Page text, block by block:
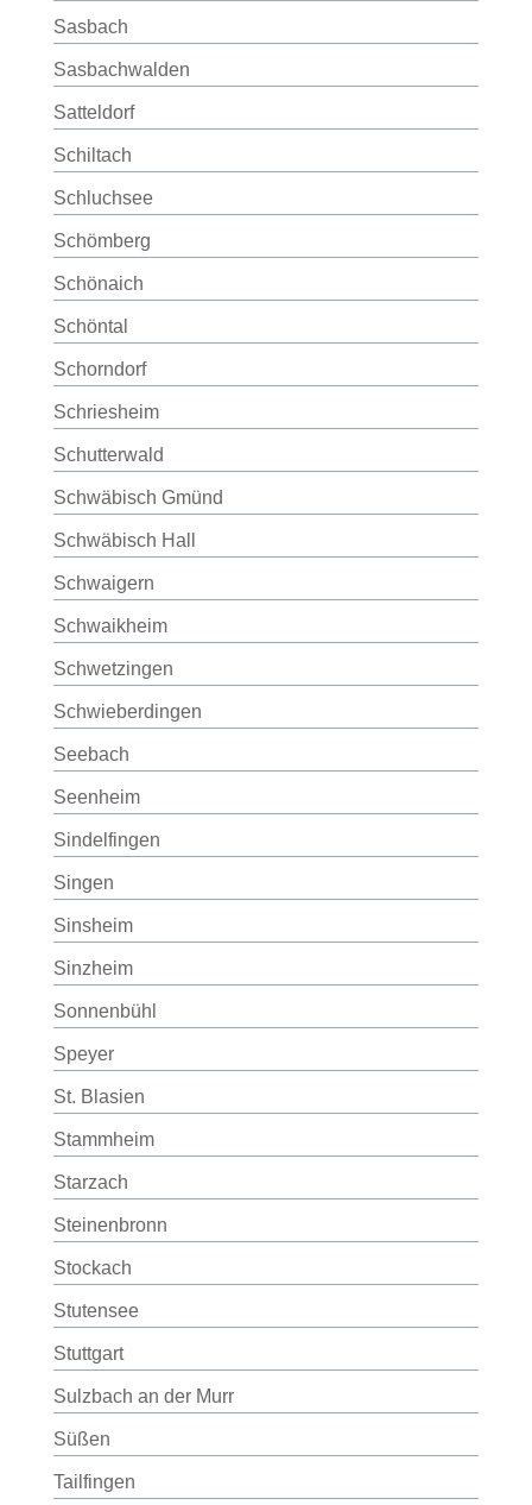
Sasbach
Sasbachwalden
Satteldorf
Schiltach
Schluchsee
Schömberg
Schönaich
Schöntal
Schorndorf
Schriesheim
Schutterwald
Schwäbisch Gmünd
Schwäbisch Hall
Schwaigern
Schwaikheim
Schwetzingen
Schwieberdingen
Seebach
Seenheim
Sindelfingen
Singen
Sinsheim
Sinzheim
Sonnenbühl
Speyer
St. Blasien
Stammheim
Starzach
Steinenbronn
Stockach
Stutensee
Stuttgart
Sulzbach an der Murr
Süßen
Tailfingen